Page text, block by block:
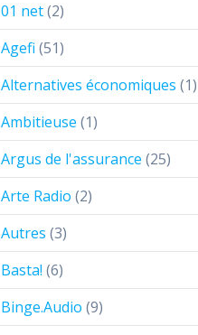
01 net(2)
Agefi (51)
Alternatives économiques (1)
Ambitieuse (1)
Argus de l'assurance (25)
Arte Radio (2)
Autres (3)
Basta! (6)
Binge.Audio (9)